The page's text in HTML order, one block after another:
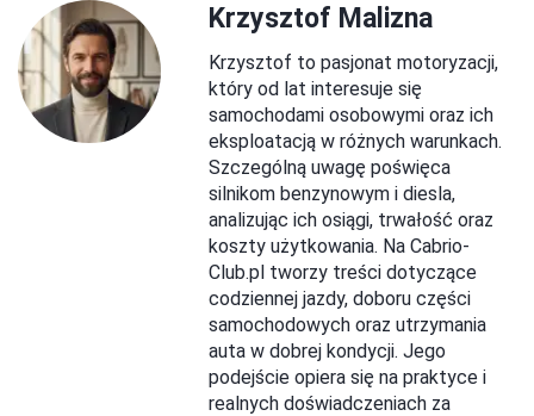
Krzysztof Malizna
Krzysztof to pasjonat motoryzacji,
który od lat interesuje się
samochodami osobowymi oraz ich
eksploatacją w różnych warunkach.
Szczególną uwagę poświęca
silnikom benzynowym i diesla,
analizując ich osiągi, trwałość oraz
koszty użytkowania. Na Cabrio-
Club.pl tworzy treści dotyczące
codziennej jazdy, doboru części
samochodowych oraz utrzymania
auta w dobrej kondycji. Jego
podejście opiera się na praktyce i
realnych doświadczeniach za